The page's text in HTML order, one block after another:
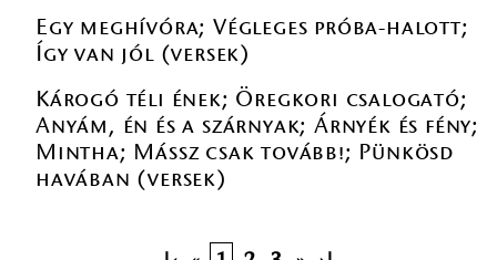
Egy meghívóra; Végleges próba-halott;
Így van jól (versek)
Károgó téli ének; Öregkori csalogató;
Anyám, én és a szárnyak; Árnyék és fény;
Mintha; Mássz csak tovább!; Pünkösd
havában (versek)